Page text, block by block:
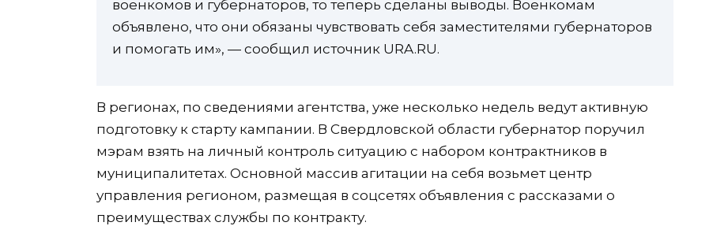
военкомов и губернаторов, то теперь сделаны выводы. Военкомам
объявлено, что они обязаны чувствовать себя заместителями губернаторов
и помогать им», — сообщил источник URA.RU.
В регионах, по сведениями агентства, уже несколько недель ведут активную
подготовку к старту кампании. В Свердловской области губернатор поручил
мэрам взять на личный контроль ситуацию с набором контрактников в
муниципалитетах. Основной массив агитации на себя возьмет центр
управления регионом, размещая в соцсетях объявления с рассказами о
преимуществах службы по контракту.